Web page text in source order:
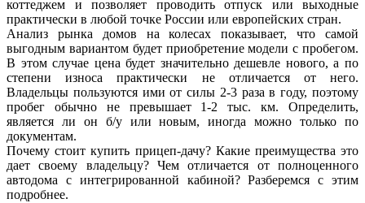
коттеджем и позволяет проводить отпуск или выходные
практически в любой точке России или европейских стран.
Анализ рынка домов на колесах показывает, что самой
выгодным вариантом будет приобретение модели с пробегом.
В этом случае цена будет значительно дешевле нового, а по
степени износа практически не отличается от него.
Владельцы пользуются ими от силы 2-3 раза в году, поэтому
пробег обычно не превышает 1-2 тыс. км. Определить,
является ли он б/у или новым, иногда можно только по
документам.
Почему стоит купить прицеп-дачу? Какие преимущества это
дает своему владельцу? Чем отличается от полноценного
автодома с интегрированной кабиной? Разберемся с этим
подробнее.